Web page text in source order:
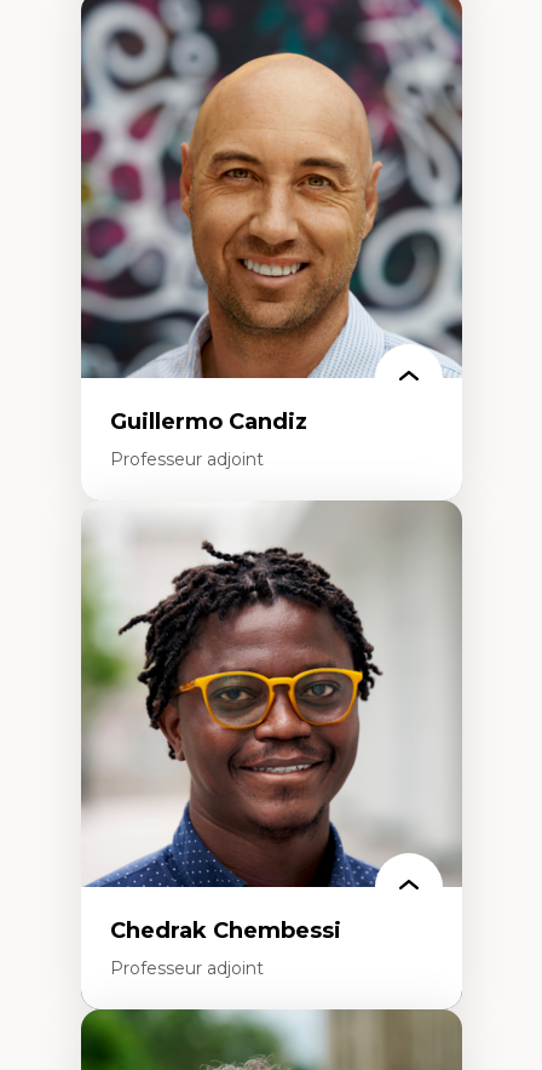
Expertises
Didactique des sciences – processus
d’enquête et culture scientifique
Éducation en milieu minoritaire –
construction identitaire et conscience
critique
Technologies éducatives – ludification et
programmation pédagogique
La langue dans toutes les matières –
environnement discursif et langage
scientifique
Guillermo Candiz
Professeur adjoint
Expertises
Trajectoires migratoires
Migrations forcées
Études des frontières; Enjeux géopolitiques
des migrations
Politiques migratoires
Réfugiés
Demandeurs d’asile
Migrations irrégulières
Migrations temporaires
Migration et changement climatique
Migration et développement
Chedrak Chembessi
Professeur adjoint